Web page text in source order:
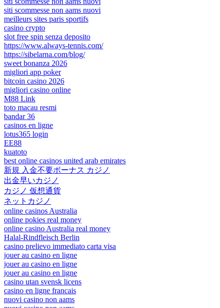
siti scommesse non aams nuovi
meilleurs sites paris sportifs
casino crypto
slot free spin senza deposito
https://www.always-tennis.com/
https://sibelarna.com/blog/
sweet bonanza 2026
migliori app poker
bitcoin casino 2026
migliori casino online
M88 Link
toto macau resmi
bandar 36
casinos en ligne
lotus365 login
EE88
kuatoto
best online casinos united arab emirates
新規 入金不要ボーナス カジノ
出金早いカジノ
カジノ 仮想通貨
ネットカジノ
online casinos Australia
online pokies real money
online casino Australia real money
Halal-Rindfleisch Berlin
casino prelievo immediato carta visa
jouer au casino en ligne
jouer au casino en ligne
jouer au casino en ligne
casino utan svensk licens
casino en ligne francais
nuovi casino non aams